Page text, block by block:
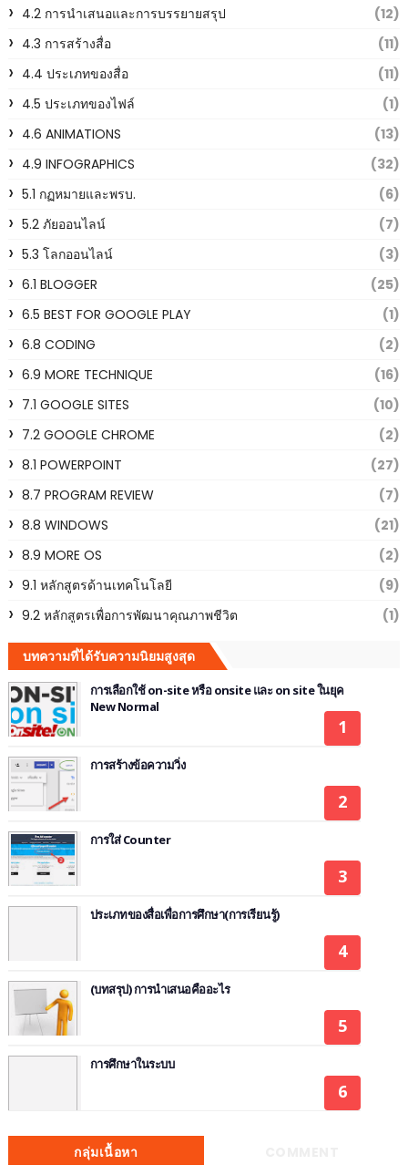
4.2 การนำเสนอและการบรรยายสรุป
(12)
4.3 การสร้างสื่อ
(11)
4.4 ประเภทของสื่อ
(11)
4.5 ประเภทของไฟล์
(1)
4.6 ANIMATIONS
(13)
4.9 INFOGRAPHICS
(32)
5.1 กฏหมายและพรบ.
(6)
5.2 ภัยออนไลน์
(7)
5.3 โลกออนไลน์
(3)
6.1 BLOGGER
(25)
6.5 BEST FOR GOOGLE PLAY
(1)
6.8 CODING
(2)
6.9 MORE TECHNIQUE
(16)
7.1 GOOGLE SITES
(10)
7.2 GOOGLE CHROME
(2)
8.1 POWERPOINT
(27)
8.7 PROGRAM REVIEW
(7)
8.8 WINDOWS
(21)
8.9 MORE OS
(2)
9.1 หลักสูตรด้านเทคโนโลยี
(9)
9.2 หลักสูตรเพื่อการพัฒนาคุณภาพชีวิต
(1)
บทความที่ได้รับความนิยมสูงสุด
การเลือกใช้ on-site หรือ onsite และ on site ในยุค
New Normal
การสร้างข้อความวิ่ง
การใส่ Counter
ประเภทของสื่อเพื่อการศึกษา(การเรียนรู้)
(บทสรุป) การนำเสนอคืออะไร
การศึกษาในระบบ
กลุ่มเนื้อหา